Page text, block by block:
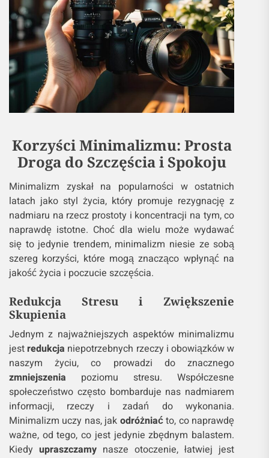
Korzyści Minimalizmu: Prosta
Droga do Szczęścia i Spokoju
Minimalizm zyskał na popularności w ostatnich
latach jako styl życia, który promuje rezygnację z
nadmiaru na rzecz prostoty i koncentracji na tym, co
naprawdę istotne. Choć dla wielu może wydawać
się to jedynie trendem, minimalizm niesie ze sobą
szereg korzyści, które mogą znacząco wpłynąć na
jakość życia i poczucie szczęścia.
Redukcja Stresu i Zwiększenie
Skupienia
Jednym z najważniejszych aspektów minimalizmu
jestredukcja niepotrzebnych rzeczy i obowiązków w
naszym życiu, co prowadzi do znacznego
zmniejszenia poziomu stresu. Współczesne
społeczeństwo często bombarduje nas nadmiarem
informacji, rzeczy i zadań do wykonania.
Minimalizm uczy nas, jak odróżniaćto, co naprawdę
ważne, od tego, co jest jedynie zbędnym balastem.
Kiedyupraszczamy nasze otoczenie, łatwiej jest